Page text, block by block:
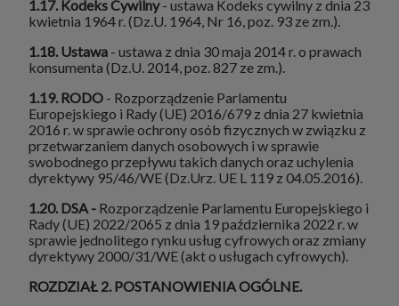
1.17. Kodeks Cywilny- ustawa Kodeks cywilny z dnia 23
kwietnia 1964 r. (Dz.U. 1964, Nr 16, poz. 93 ze zm.).
1.18. Ustawa - ustawa z dnia 30 maja 2014 r. o prawach
konsumenta (Dz.U. 2014, poz. 827 ze zm.).
1.19. RODO - Rozporządzenie Parlamentu
Europejskiego i Rady (UE) 2016/679 z dnia 27 kwietnia
2016 r. w sprawie ochrony osób fizycznych w związku z
przetwarzaniem danych osobowych i w sprawie
swobodnego przepływu takich danych oraz uchylenia
dyrektywy 95/46/WE (Dz.Urz. UE L 119 z 04.05.2016).
1.20. DSA - Rozporządzenie Parlamentu Europejskiego i
Rady (UE) 2022/2065 z dnia 19 października 2022 r. w
sprawie jednolitego rynku usług cyfrowych oraz zmiany
dyrektywy 2000/31/WE (akt o usługach cyfrowych).
ROZDZIAŁ 2. POSTANOWIENIA OGÓLNE.